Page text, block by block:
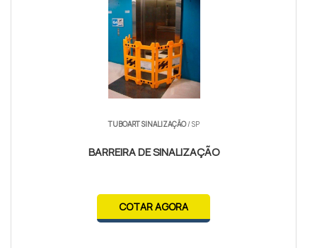
TUBOART SINALIZAÇÃO/ SP
BARREIRA DE SINALIZAÇÃO
COTAR AGORA